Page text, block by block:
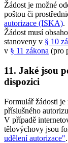
Žádost je možné
poštou či
autorizace (ISKA).
Žádost musí
stanoveny v § 10
v § 11 zákona (pro
11. Jaké jsou
dispozici
Formulář žádosti je
příslušného
V případě
tělovýchovy jsou
udělení autorizace".